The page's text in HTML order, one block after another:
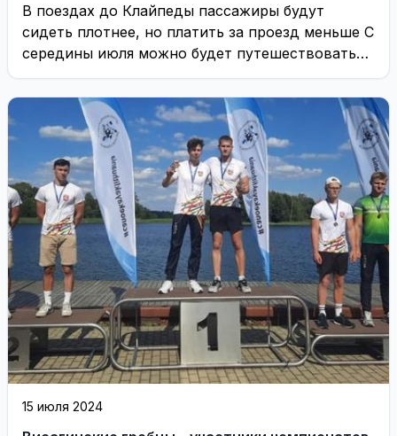
В поездах до Клайпеды пассажиры будут
сидеть плотнее, но платить за проезд меньше С
середины июля можно будет путешествовать
не ...
15 июля 2024